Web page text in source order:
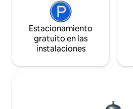
Estacionamiento
gratuito en las
instalaciones